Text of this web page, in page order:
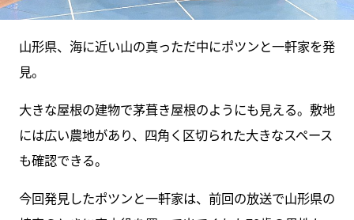
山形県、海に近い山の真っただ中にポツンと一軒家を発
見。
大きな屋根の建物で茅葺き屋根のようにも見える。敷地
には広い農地があり、四角く区切られた大きなスペース
も確認できる。
今回発見したポツンと一軒家は、前回の放送で山形県の